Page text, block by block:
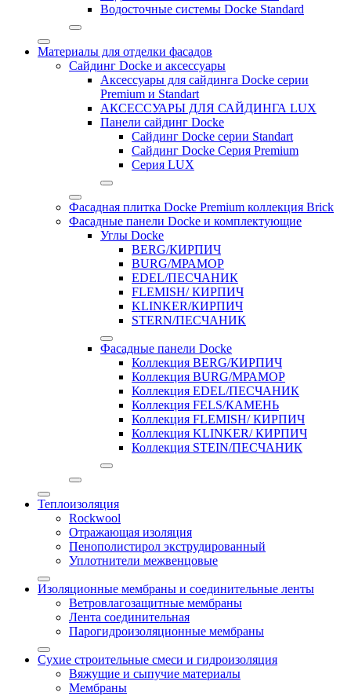
Водосточные системы Docke Standard
Материалы для отделки фасадов
Сайдинг Docke и аксессуары
Аксессуары для сайдинга Docke серии
Premium и Standart
АКСЕССУАРЫ ДЛЯ САЙДИНГА LUX
Панели сайдинг Docke
Cайдинг Docke серии Standart
Сайдинг Docke Серия Premium
Серия LUX
Фасадная плитка Docke Premium коллекция Brick
Фасадные панели Docke и комплектующие
Углы Docke
BERG/КИРПИЧ
BURG/МРАМОР
EDEL/ПЕСЧАНИК
FLEMISH/ КИРПИЧ
KLINKER/КИРПИЧ
STERN/ПЕСЧАНИК
Фасадные панели Docke
Коллекция BERG/КИРПИЧ
Коллекция BURG/МРАМОР
Коллекция EDEL/ПЕСЧАНИК
Коллекция FELS/КАМЕНЬ
Коллекция FLEMISH/ КИРПИЧ
Коллекция KLINKER/ КИРПИЧ
Коллекция STEIN/ПЕСЧАНИК
Теплоизоляция
Rockwool
Отражающая изоляция
Пенополистирол экструдированный
Уплотнители межвенцовые
Изоляционные мембраны и соединительные ленты
Ветровлагозащитные мембраны
Лента соединительная
Парогидроизоляционные мембраны
Сухие строительные смеси и гидроизоляция
Вяжущие и сыпучие материалы
Мембраны